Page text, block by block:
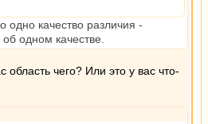
одно качество различия -
одном качестве.
чего? Или это у вас что-